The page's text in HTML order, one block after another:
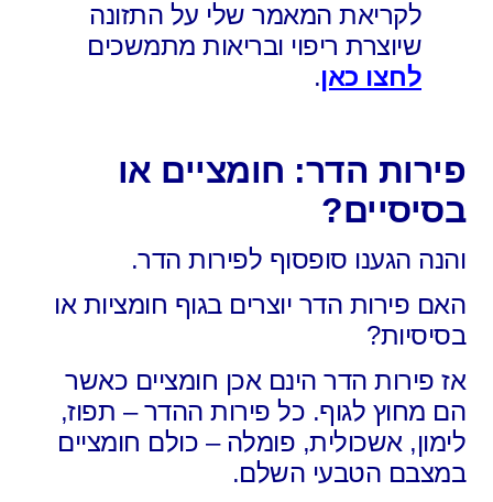
לקריאת המאמר שלי על התזונה
שיוצרת ריפוי ובריאות מתמשכים
לחצו כאן.
פירות הדר: חומציים או
בסיסיים?
והנה הגענו סופסוף לפירות הדר.
האם פירות הדר יוצרים בגוף חומציות או
בסיסיות?
אז פירות הדר הינם אכן חומציים כאשר
הם מחוץ לגוף. כל פירות ההדר – תפוז,
לימון, אשכולית, פומלה – כולם חומציים
במצבם הטבעי השלם.